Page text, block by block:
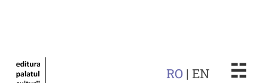
RO | EN ☵